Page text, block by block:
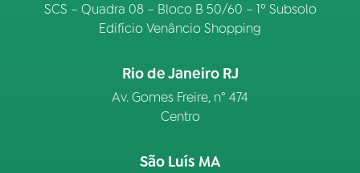
SCS – Quadra 08 – Bloco B 50/60 – 1º Subsolo
Edifício Venâncio Shopping
Rio de Janeiro RJ
Av. Gomes Freire, n° 474
Centro
São Luís MA